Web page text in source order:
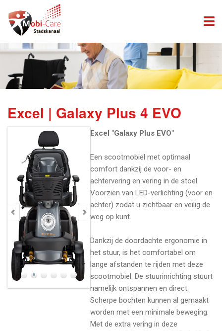
Excel | Galaxy Plus 4 EVO
Excel "Galaxy Plus EVO"
Een scootmobiel met optimaal
comfort dankzij de voor- en
achtervering en vering in de stoel.
Voorzien van LED-verlichting (voor en
achter) zodat u zichtbaar en veilig de
weg op kunt.
Dankzij de doordachte ergonomie in
het stuur, is het comfortabel om
lange afstanden te rijden met deze
scootmobiel. De stuurinrichting stuurt
namelijk ontspannen en direct.
Scherpe bochten kunnen al gemaakt
worden met een minimale beweging.
Met de extra vering in deze